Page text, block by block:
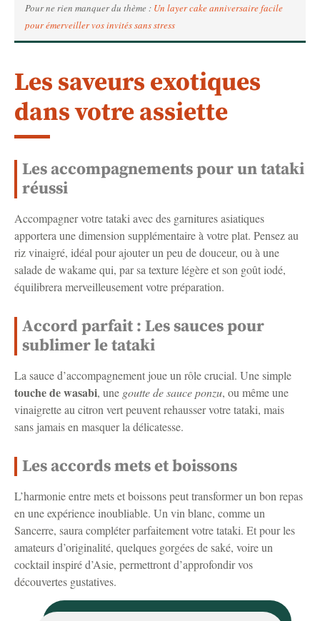
Pour ne rien manquer du thème : Un layer cake anniversaire facile
pour émerveiller vos invités sans stress
Les saveurs exotiques
dans votre assiette
Les accompagnements pour un tataki
réussi
Accompagner votre tataki avec des garnitures asiatiques
apportera une dimension supplémentaire à votre plat. Pensez au
riz vinaigré, idéal pour ajouter un peu de douceur, ou à une
salade de wakame qui, par sa texture légère et son goût iodé,
équilibrera merveilleusement votre préparation.
Accord parfait : Les sauces pour
sublimer le tataki
La sauce d’accompagnement joue un rôle crucial. Une simple
touche de wasabi, une goutte de sauce ponzu, ou même une
vinaigrette au citron vert peuvent rehausser votre tataki, mais
sans jamais en masquer la délicatesse.
Les accords mets et boissons
L’harmonie entre mets et boissons peut transformer un bon repas
en une expérience inoubliable. Un vin blanc, comme un
Sancerre, saura compléter parfaitement votre tataki. Et pour les
amateurs d’originalité, quelques gorgées de saké, voire un
cocktail inspiré d’Asie, permettront d’approfondir vos
découvertes gustatives.